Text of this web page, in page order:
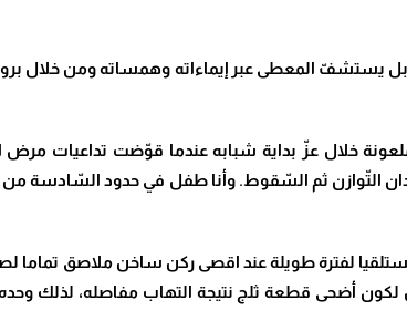
يستشفّ المعطى عبر إيماءاته وهمساته ومن خلال
خلال عزّ بداية شبابه عندما قوّضت تداعيات مرض
التّوازن ثم السّقوط. وأنا طفل في حدود السّادسة من
لفترة طويلة عند اقصى ركن ساخن ملاصق تماما
أضحى قطعة ثلج نتيجة التهاب مفاصله، لذلك وحده